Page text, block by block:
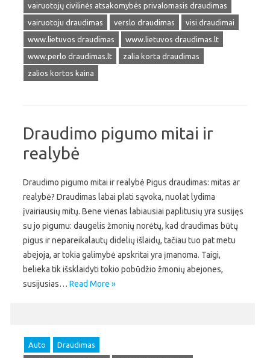
vairuotojų civilinės atsakomybės privalomasis draudimas
vairuotoju draudimas
verslo draudimas
visi draudimai
www.lietuvos draudimas
www.lietuvos draudimas.lt
www.perlo draudimas.lt
zalia korta draudimas
zalios kortos kaina
Draudimo pigumo mitai ir
realybė
Draudimo pigumo mitai ir realybė Pigus draudimas: mitas ar
realybė? Draudimas labai plati sąvoka, nuolat lydima
įvairiausių mitų. Bene vienas labiausiai paplitusių yra susijęs
su jo pigumu: daugelis žmonių norėtų, kad draudimas būtų
pigus ir nepareikalautų didelių išlaidų, tačiau tuo pat metu
abejoja, ar tokia galimybė apskritai yra įmanoma. Taigi,
belieka tik išsklaidyti tokio pobūdžio žmonių abejones,
susijusias… Read More »
Auto Draudimas